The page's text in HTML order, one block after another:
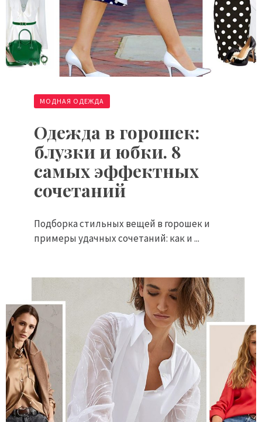
МОДНАЯ ОДЕЖДА
Одежда в горошек:
блузки и юбки. 8
самых эффектных
сочетаний
Подборка стильных вещей в горошек и
примеры удачных сочетаний: как и ...